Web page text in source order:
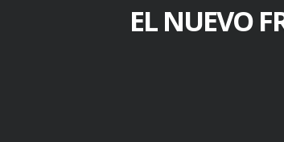
EL NUEVO